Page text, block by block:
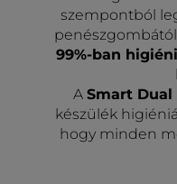
szempontból
99%-ban
ASmart Dual
készülék
hogy minden